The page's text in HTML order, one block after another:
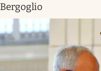
Bergoglio